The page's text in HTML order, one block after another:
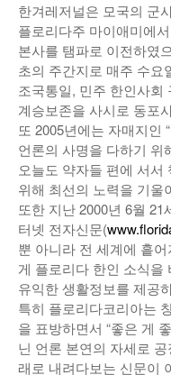
이명덕칼럼
김선옥칼럼
김원동칼럼
100인선/독자광장
100인선
독자광장
여행
인근여행지
놀이공원
낚시/비치
골프
인터뷰/탐방
한겨레저널은 모국의 군
플로리다주 마이애미에
본사를 탬파로 이전하였
초의 주간지로 매주 수요
조국통일, 민주 한인사회
계승보존을 사시로 동포
또 2005년에는 자매지인
언론의 사명을 다하기 위
오늘도 약자들 편에 서서
위해 최선의 노력을 기울
또한 지난 2000년 6월
터넷 전자신문(
뿐 아니라 전 세계에 흩
게 플로리다 한인 소식을
유익한 생활정보를 제공
특히 플로리다코리아는
을 표방하면서 “좋은 게
닌 언론 본연의 자세로
래로 내려다보는 신문이